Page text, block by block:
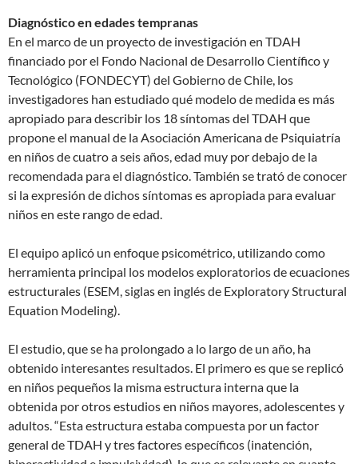
Diagnóstico en edades tempranas
En el marco de un proyecto de investigación en TDAH
financiado por el Fondo Nacional de Desarrollo Científico y
Tecnológico (FONDECYT) del Gobierno de Chile, los
investigadores han estudiado qué modelo de medida es más
apropiado para describir los 18 síntomas del TDAH que
propone el manual de la Asociación Americana de Psiquiatría
en niños de cuatro a seis años, edad muy por debajo de la
recomendada para el diagnóstico. También se trató de conocer
si la expresión de dichos síntomas es apropiada para evaluar
niños en este rango de edad.
El equipo aplicó un enfoque psicométrico, utilizando como
herramienta principal los modelos exploratorios de ecuaciones
estructurales (ESEM, siglas en inglés de Exploratory Structural
Equation Modeling).
El estudio, que se ha prolongado a lo largo de un año, ha
obtenido interesantes resultados. El primero es que se replicó
en niños pequeños la misma estructura interna que la
obtenida por otros estudios en niños mayores, adolescentes y
adultos. “Esta estructura estaba compuesta por un factor
general de TDAH y tres factores específicos (inatención,